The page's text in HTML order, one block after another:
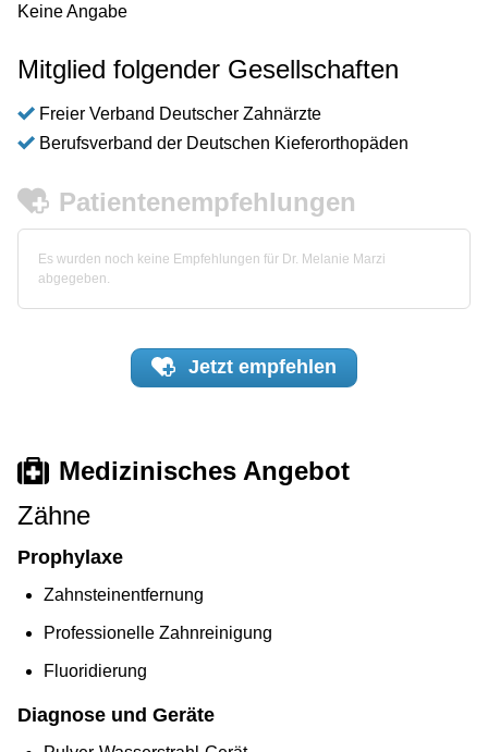
Keine Angabe
Mitglied folgender Gesellschaften
Freier Verband Deutscher Zahnärzte
Berufsverband der Deutschen Kieferorthopäden
Patientenempfehlungen
Es wurden noch keine Empfehlungen für Dr. Melanie Marzi
abgegeben.
Jetzt empfehlen
Medizinisches Angebot
Zähne
Prophylaxe
Zahnsteinentfernung
Professionelle Zahnreinigung
Fluoridierung
Diagnose und Geräte